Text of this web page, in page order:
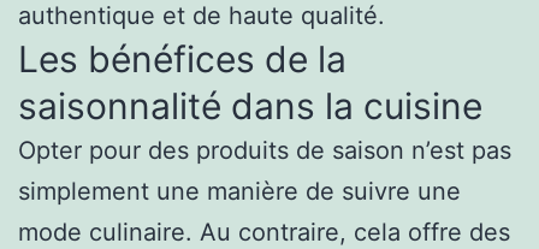
authentique et de haute qualité.
Les bénéfices de la
saisonnalité dans la cuisine
Opter pour des produits de saison n’est pas
simplement une manière de suivre une
mode culinaire. Au contraire, cela offre des